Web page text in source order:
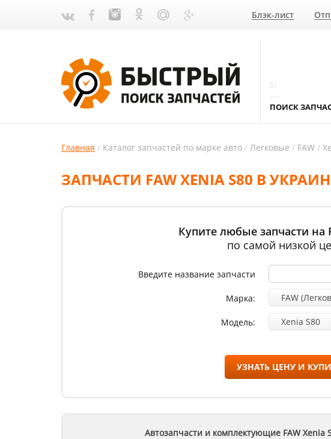
Блэк-лист
ПОИСК
Главная Каталог запчастей по марке авто Легковые FAW
ЗАПЧАСТИ FAW XENIA S80 В
Купите любые запчасти на
по самой низкой
Введите название запчасти
Марка: FAW
Модель: Xenia S80
УЗНАТЬ ЦЕНУ И
Автозапчасти и комплектующие FAWXenia